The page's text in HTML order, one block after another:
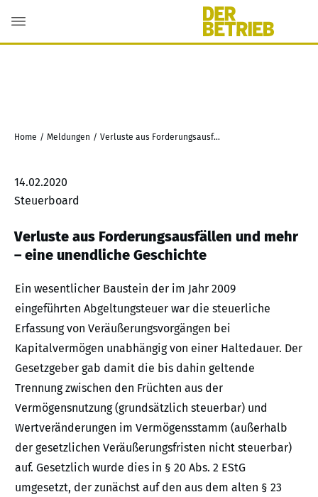
Home / Meldungen / Verluste aus Forderungsausfällen und mehr – eine unendliche Geschichte
14.02.2020
Steuerboard
Verluste aus Forderungsausfällen und mehr
– eine unendliche Geschichte
Ein wesentlicher Baustein der im Jahr 2009
eingeführten Abgeltungsteuer war die steuerliche
Erfassung von Veräußerungsvorgängen bei
Kapitalvermögen unabhängig von einer Haltedauer. Der
Gesetzgeber gab damit die bis dahin geltende
Trennung zwischen den Früchten aus der
Vermögensnutzung (grundsätzlich steuerbar) und
Wertveränderungen im Vermögensstamm (außerhalb
der gesetzlichen Veräußerungsfristen nicht steuerbar)
auf. Gesetzlich wurde dies in § 20 Abs. 2 EStG
umgesetzt, der zunächst auf den aus dem alten § 23